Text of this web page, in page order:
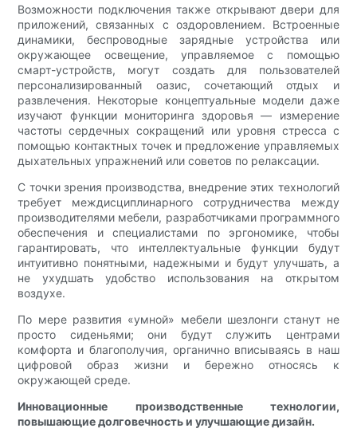
Возможности подключения также открывают двери для
приложений, связанных с оздоровлением. Встроенные
динамики, беспроводные зарядные устройства или
окружающее освещение, управляемое с помощью
смарт-устройств, могут создать для пользователей
персонализированный оазис, сочетающий отдых и
развлечения. Некоторые концептуальные модели даже
изучают функции мониторинга здоровья — измерение
частоты сердечных сокращений или уровня стресса с
помощью контактных точек и предложение управляемых
дыхательных упражнений или советов по релаксации.
С точки зрения производства, внедрение этих технологий
требует междисциплинарного сотрудничества между
производителями мебели, разработчиками программного
обеспечения и специалистами по эргономике, чтобы
гарантировать, что интеллектуальные функции будут
интуитивно понятными, надежными и будут улучшать, а
не ухудшать удобство использования на открытом
воздухе.
По мере развития «умной» мебели шезлонги станут не
просто сиденьями; они будут служить центрами
комфорта и благополучия, органично вписываясь в наш
цифровой образ жизни и бережно относясь к
окружающей среде.
Инновационные производственные технологии,
повышающие долговечность и улучшающие дизайн.